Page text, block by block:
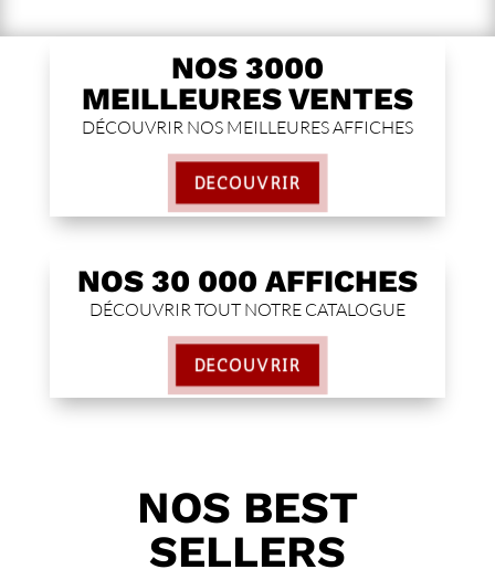
NOS 3000
MEILLEURES VENTES
DÉCOUVRIR NOS MEILLEURES AFFICHES
DÉCOUVRIR
NOS 30 000 AFFICHES
DÉCOUVRIR TOUT NOTRE CATALOGUE
DÉCOUVRIR
NOS BEST
SELLERS